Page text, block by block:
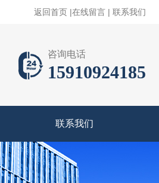
返回首页 |在线留言 | 联系我们
咨询电话
15910924185
联系我们